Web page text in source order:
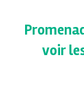
voir